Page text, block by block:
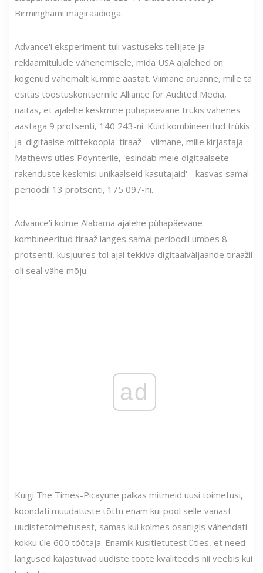
Birminghami mägiraadioga.
Advance'i eksperiment tuli vastuseks tellijate ja
reklaamitulude vähenemisele, mida USA ajalehed on
kogenud vähemalt kümme aastat. Viimane aruanne, mille ta
esitas tööstuskontsernile Alliance for Audited Media,
näitas, et ajalehe keskmine pühapäevane trükis vähenes
aastaga 9 protsenti, 140 243-ni. Kuid kombineeritud trükis
ja 'digitaalse mittekoopia' tiraaž – viimane, mille kirjastaja
Mathews ütles Poynterile, 'esindab meie digitaalsete
rakenduste keskmisi unikaalseid kasutajaid' - kasvas samal
perioodil 13 protsenti, 175 097-ni.
Advance’i kolme Alabama ajalehe pühapäevane
kombineeritud tiraaž langes samal perioodil umbes 8
protsenti, kusjuures tol ajal tekkiva digitaalväljaande tiraažil
oli seal vähe mõju.
ad
Kuigi The Times-Picayune palkas mitmeid uusi toimetusi,
koondati muudatuste tõttu enam kui pool selle vanast
uudistetoimetusest, samas kui kolmes osariigis vähendati
kokku üle 600 töötaja. Enamik küsitletutest ütles, et need
langused kajastuvad uudiste toote kvaliteedis nii veebis kui